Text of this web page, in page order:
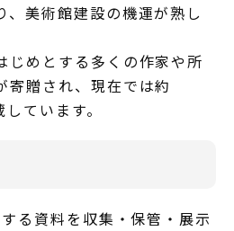
、美術館建設の機運が熟し
じめとする多くの作家や所
寄贈され、現在では約
ています。
る資料を収集・保管・展示